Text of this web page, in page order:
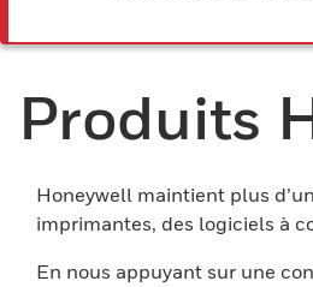
Produits
Honeywell maintient plus
imprimantes, des logiciels à
En nous appuyant sur une